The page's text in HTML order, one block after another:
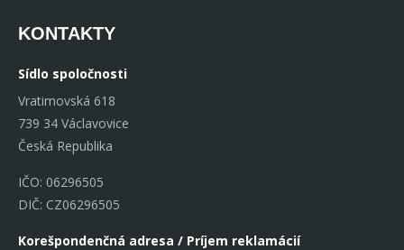
KONTAKTY
Sídlo spoločnosti
Vratimovská 618
739 34 Václavovice
Česká Republika
IČO: 06296505
DIČ: CZ06296505
Korešpondenčná adresa / Príjem reklamácií